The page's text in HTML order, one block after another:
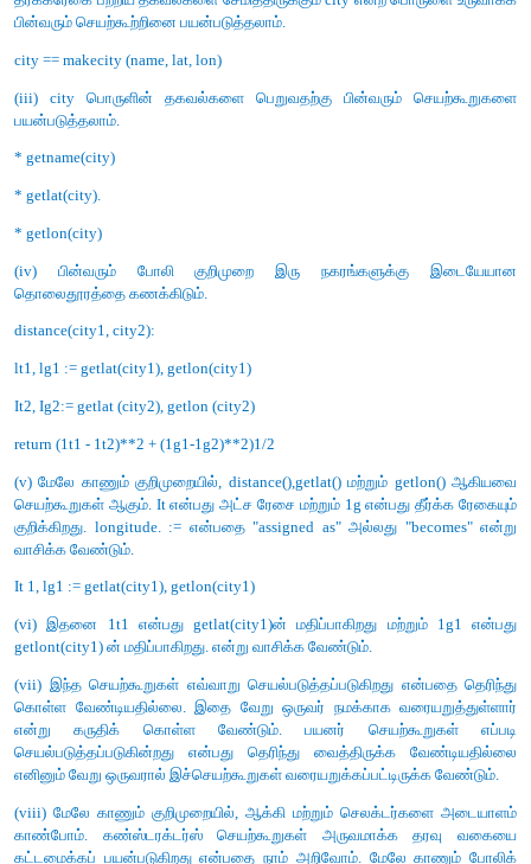
பிரிக்கப்பட்டு, அனைத்து உறுப்புகளும் வேறு பெயர்களுடன்
1st := [10, 20]
x,y := 1st
(ii) மேலே காணும் எடுத்துக்காட்டில், Xயின் மதிப்பு 10 என்றும்,
என மதிப்பிருத்தப்படும்.
(iii) இரண்டாம் முறையில் லிஸ்டின் உறுப்புகள், உறுப்புகள்
அணுகப்படுகிறது. செயற்குறிகள் சதுர
கொடுக்கப்பட்டிருக்கும்.
(iv) லிஸ்ட் லிட்டரல்ஸ் போல் அல்லாது கோவையில் ஒரு சதுர
தொடர்ந்து வரும் மற்றொரு சதுர அடைப்புக்குறி லிஸ்டின்
எடுத்துக்கொள்ளப்படுவதில்லை. மாற்றாக முந்தய கோவையின்
1st [0]
10
20
5. பின்வருவனவற்றில் எது List, Tuple எது மற்றும்
அடையாளம் காண்க.
(a) arr [1, 2, 34]
(b) arr (1, 2, 34)